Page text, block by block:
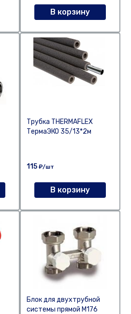
В корзину
Трубка THERMAFLEX
ТермаЭКО 35/13*2м
115 ₽/шт
В корзину
Блок для двухтрубной
системы прямой M176